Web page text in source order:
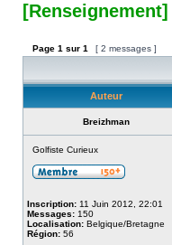
[Renseignement]
Page 1 sur 1 [ 2 messages ]
Auteur
Breizhman
Golfiste Curieux
Inscription: 11 Juin 2012, 22:01
Messages: 150
Localisation: Belgique/Bretagne
Région: 56